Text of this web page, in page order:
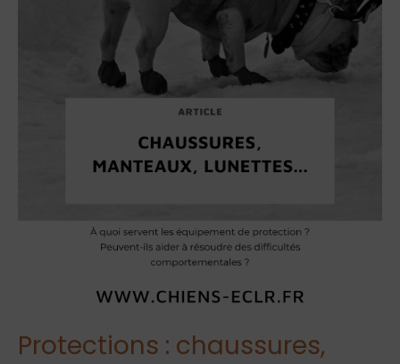
Protections : chaussures,